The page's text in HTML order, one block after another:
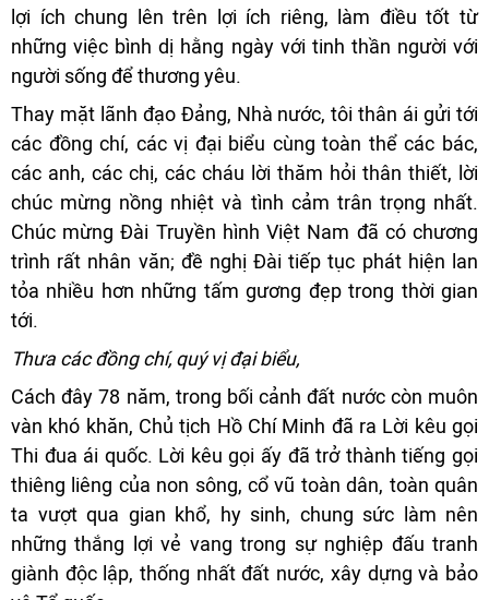
lợi ích chung lên trên lợi ích riêng, làm điều tốt từ
những việc bình dị hằng ngày với tinh thần người với
người sống để thương yêu.
Thay mặt lãnh đạo Đảng, Nhà nước, tôi thân ái gửi tới
các đồng chí, các vị đại biểu cùng toàn thể các bác,
các anh, các chị, các cháu lời thăm hỏi thân thiết, lời
chúc mừng nồng nhiệt và tình cảm trân trọng nhất.
Chúc mừng Đài Truyền hình Việt Nam đã có chương
trình rất nhân văn; đề nghị Đài tiếp tục phát hiện lan
tỏa nhiều hơn những tấm gương đẹp trong thời gian
tới.
Thưa các đồng chí, quý vị đại biểu,
Cách đây 78 năm, trong bối cảnh đất nước còn muôn
vàn khó khăn, Chủ tịch Hồ Chí Minh đã ra Lời kêu gọi
Thi đua ái quốc. Lời kêu gọi ấy đã trở thành tiếng gọi
thiêng liêng của non sông, cổ vũ toàn dân, toàn quân
ta vượt qua gian khổ, hy sinh, chung sức làm nên
những thắng lợi vẻ vang trong sự nghiệp đấu tranh
giành độc lập, thống nhất đất nước, xây dựng và bảo